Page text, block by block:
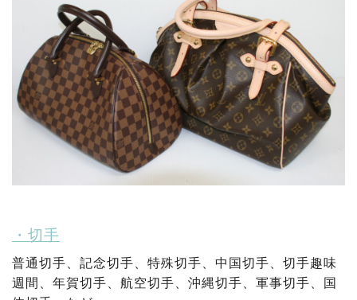
・切手
普通切手、記念切手、特殊切手、中国切手、切手趣味
週間、年賀切手、航空切手、沖縄切手、軍事切手、国